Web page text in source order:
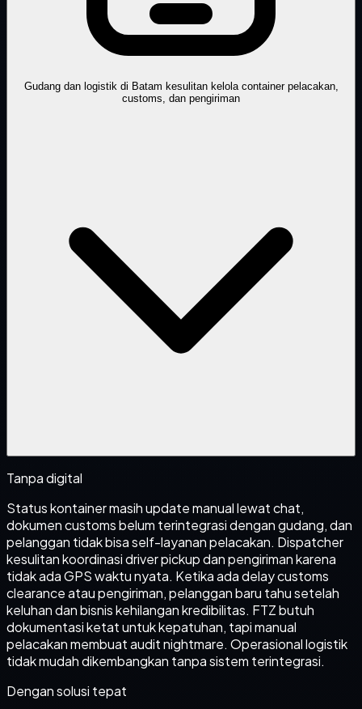
Gudang dan logistik di Batam kesulitan kelola container pelacakan,
customs, dan pengiriman
Tanpa digital
Status kontainer masih update manual lewat chat,
dokumen customs belum terintegrasi dengan gudang, dan
pelanggan tidak bisa self-layanan pelacakan. Dispatcher
kesulitan koordinasi driver pickup dan pengiriman karena
tidak ada GPS waktu nyata. Ketika ada delay customs
clearance atau pengiriman, pelanggan baru tahu setelah
keluhan dan bisnis kehilangan kredibilitas. FTZ butuh
dokumentasi ketat untuk kepatuhan, tapi manual
pelacakan membuat audit nightmare. Operasional logistik
tidak mudah dikembangkan tanpa sistem terintegrasi.
Dengan solusi tepat